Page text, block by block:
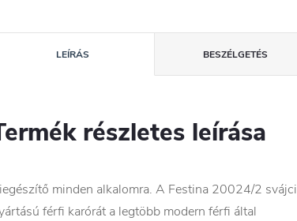
LEÍRÁS BESZÉLGETÉS
részletes leírása
minden alkalomra. A Festina 20024/2 svájci
férfi karórát a legtöbb modern férfi által